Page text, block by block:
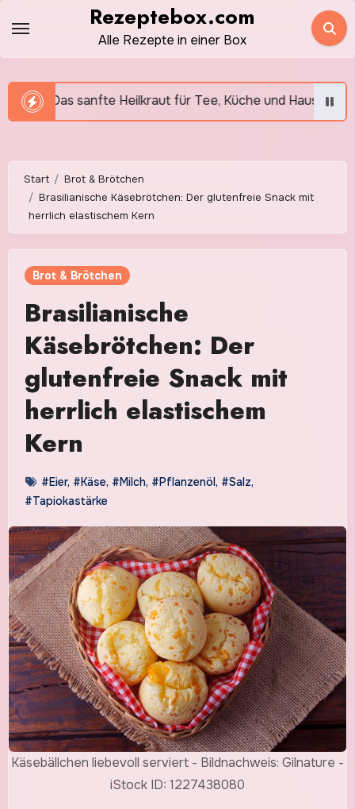
Inhalt
springen
Rezeptebox.com
Alle Rezepte in einer Box
für Tee, Küche und Hausmittel Knoblauch:
Start
Brot & Brötchen
Brasilianische Käsebrötchen: Der glutenfreie Snack mit
herrlich elastischem Kern
Brot & Brötchen
Brasilianische
Käsebrötchen: Der
glutenfreie Snack mit
herrlich elastischem
Kern
#Eier, #Käse, #Milch, #Pflanzenöl, #Salz,
#Tapiokastärke
Käsebällchen liebevoll serviert - Bildnachweis: Gilnature -
iStock ID: 1227438080